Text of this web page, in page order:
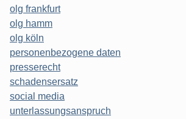
olg frankfurt
olg hamm
olg köln
personenbezogene daten
presserecht
schadensersatz
social media
unterlassungsanspruch